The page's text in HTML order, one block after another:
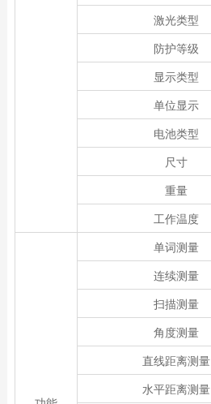
激光类型
防护等级
显示类型
单位显示
电池类型
尺寸
重量
工作温度
单词测量
连续测量
扫描测量
角度测量
直线距离测量
水平距离测量